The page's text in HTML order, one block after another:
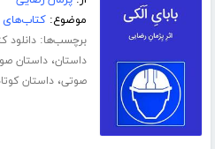
موضوع:کتاب‌های
برچسب‌ها:دانلود
داستان،داستان
صوتی،داستان